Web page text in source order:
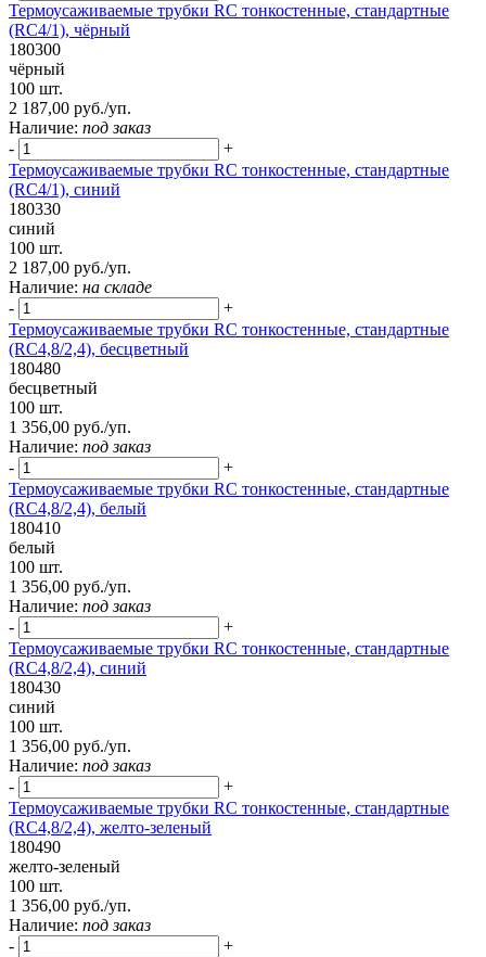
Термоусаживаемые трубки RC тонкостенные, стандартные
(RC4/1), чёрный
180300
чёрный
100 шт.
2 187,00 руб./уп.
Наличие: под заказ
-
+
Термоусаживаемые трубки RC тонкостенные, стандартные
(RC4/1), синий
180330
синий
100 шт.
2 187,00 руб./уп.
Наличие: на складе
-
+
Термоусаживаемые трубки RC тонкостенные, стандартные
(RC4,8/2,4), бесцветный
180480
бесцветный
100 шт.
1 356,00 руб./уп.
Наличие: под заказ
-
+
Термоусаживаемые трубки RC тонкостенные, стандартные
(RC4,8/2,4), белый
180410
белый
100 шт.
1 356,00 руб./уп.
Наличие: под заказ
-
+
Термоусаживаемые трубки RC тонкостенные, стандартные
(RC4,8/2,4), синий
180430
синий
100 шт.
1 356,00 руб./уп.
Наличие: под заказ
-
+
Термоусаживаемые трубки RC тонкостенные, стандартные
(RC4,8/2,4), желто-зеленый
180490
желто-зеленый
100 шт.
1 356,00 руб./уп.
Наличие: под заказ
-
+